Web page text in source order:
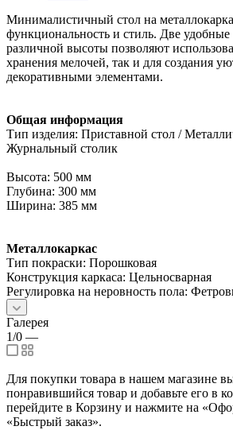
Минималистичный стол на
функциональность и стиль. Две удобные
различной высоты позволяют
хранения мелочей, так и для создания
декоративными элементами.
Общая информация
Тип изделия: Приставной стол /
Журнальный столик
Высота: 500 мм
Глубина: 300 мм
Ширина: 385 мм
Металлокаркас
Тип покраски: Порошковая
Конструкция каркаса: Цельносварная
Регулировка на неровность пола:
Галерея
1/0 —
Для покупки товара в нашем магазине
понравившийся товар и добавьте его в
перейдите в Корзину и нажмите на
«Быстрый заказ».